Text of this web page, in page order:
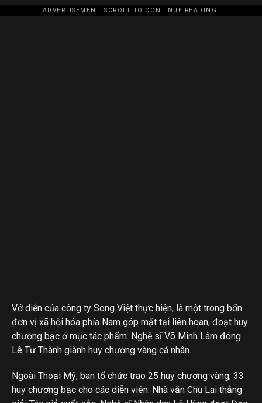
ADVERTISEMENT. SCROLL TO CONTINUE READING.
Vở diễn của công ty Song Việt thực hiện, là một trong bốn
đơn vị xã hội hóa phía Nam góp mặt tại liên hoan, đoạt huy
chương bạc ở mục tác phẩm. Nghệ sĩ Võ Minh Lâm đóng
Lê Tư Thành giành huy chương vàng cá nhân.
Ngoài Thoại Mỹ, ban tổ chức trao 25 huy chương vàng, 33
huy chương bạc cho các diễn viên. Nhà văn Chu Lai thắng